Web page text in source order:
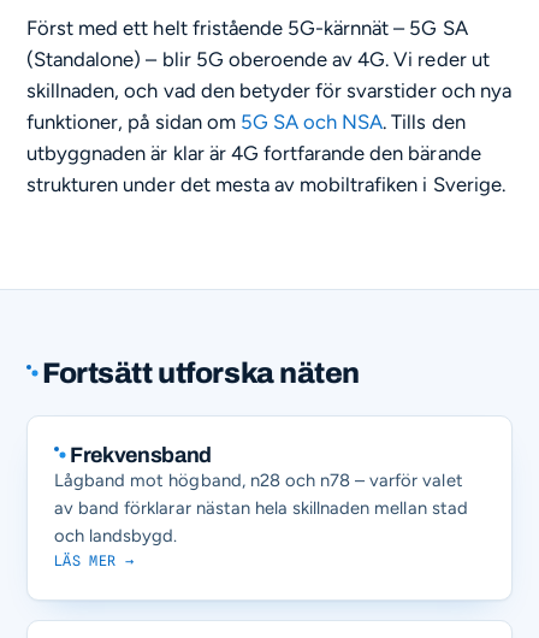
Först med ett helt fristående 5G-kärnnät – 5G SA
(Standalone) – blir 5G oberoende av 4G. Vi reder ut
skillnaden, och vad den betyder för svarstider och nya
funktioner, på sidan om 5G SA och NSA. Tills den
utbyggnaden är klar är 4G fortfarande den bärande
strukturen under det mesta av mobiltrafiken i Sverige.
Fortsätt utforska näten
Frekvensband
Lågband mot högband, n28 och n78 – varför valet
av band förklarar nästan hela skillnaden mellan stad
och landsbygd.
LÄS MER →